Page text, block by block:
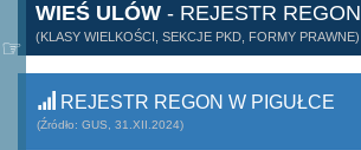
WIEŚ ULÓW - REJESTR REGON
(KLASY WIELKOŚCI, SEKCJE PKD, FORMY PRAWNE)
REJESTR REGON W PIGUŁCE
(Źródło: GUS, 31.XII.2024)